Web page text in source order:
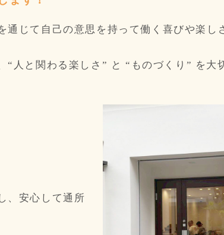
じて自己の意思を持って働く喜びや楽し
人と関わる楽しさ” と “ものづくり” を大
、安心して通所